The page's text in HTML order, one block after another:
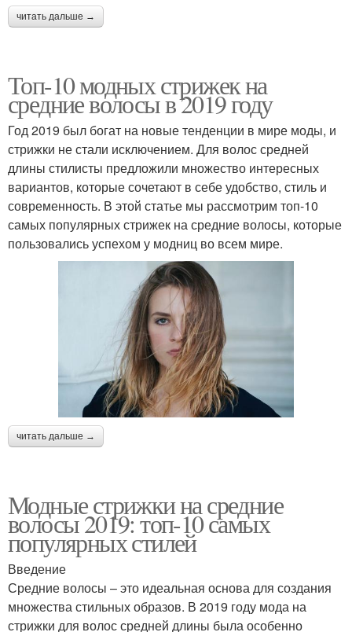
читать дальше →
Топ-10 модных стрижек на
средние волосы в 2019 году
Год 2019 был богат на новые тенденции в мире моды, и
стрижки не стали исключением. Для волос средней
длины стилисты предложили множество интересных
вариантов, которые сочетают в себе удобство, стиль и
современность. В этой статье мы рассмотрим топ-10
самых популярных стрижек на средние волосы, которые
пользовались успехом у модниц во всем мире.
читать дальше →
Модные стрижки на средние
волосы 2019: топ-10 самых
популярных стилей
Введение
Средние волосы – это идеальная основа для создания
множества стильных образов. В 2019 году мода на
стрижки для волос средней длины была особенно